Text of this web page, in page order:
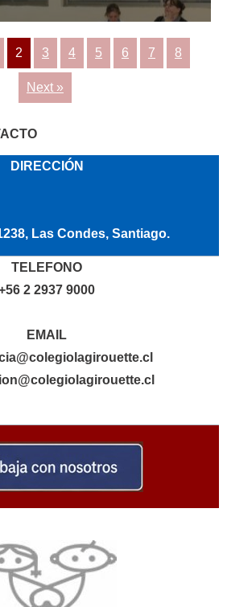
2 3 4 5 6 7 8
Next »
DIRECCIÓN
Las Condes, Santiago.
TELEFONO
2 2937 9000
EMAIL